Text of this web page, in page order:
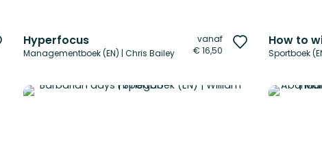
Voeg
verlanglijst
Hyperfocus
Managementboek (EN) | Chris Bailey
vanaf
€ 16,50
Voeg
verlanglijst
How to
Sportboek